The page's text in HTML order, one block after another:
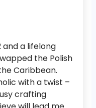
and a lifelong
the Polish
Caribbean.
with a twist –
crafting